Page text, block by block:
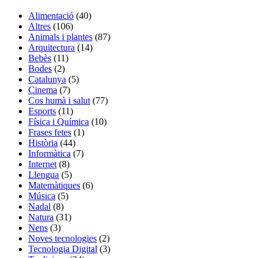
Alimentació (40)
Altres (106)
Animals i plantes (87)
Arquitectura (14)
Bebès (11)
Bodes (2)
Catalunya (5)
Cinema (7)
Cos humà i salut (77)
Esports (11)
Física i Química (10)
Frases fetes (1)
Història (44)
Informàtica (7)
Internet (8)
Llengua (5)
Matemàtiques (6)
Música (5)
Nadal (8)
Natura (31)
Nens (3)
Noves tecnologies (2)
Tecnologia Digital (3)